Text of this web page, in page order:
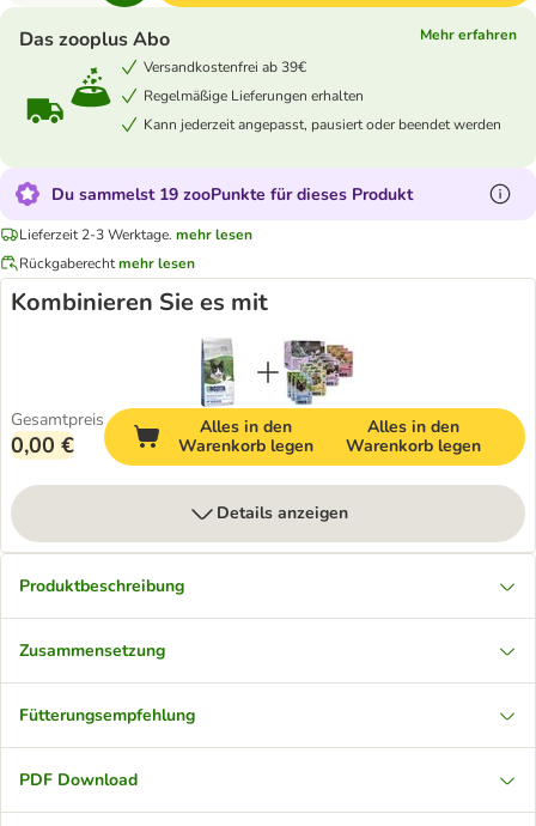
Das zooplus Abo
Mehr erfahren
Versandkostenfrei ab 39€
Regelmäßige Lieferungen erhalten
Kann jederzeit angepasst, pausiert oder beendet werden
Du sammelst 19 zooPunkte für dieses Produkt
Lieferzeit 2-3 Werktage. mehr lesen
Rückgaberechtmehr lesen
Kombinieren Sie es mit
Gesamtpreis
0,00 €
Alles in den
Warenkorb legen
Alles in den
Warenkorb legen
Details anzeigen
Produktbeschreibung
Zusammensetzung
Fütterungsempfehlung
PDF Download